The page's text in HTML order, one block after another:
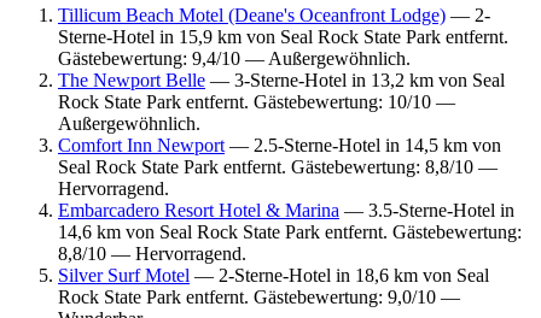
Tillicum Beach Motel (Deane's Oceanfront Lodge) — 2-
Sterne-Hotel in 15,9 km von Seal Rock State Park entfernt.
Gästebewertung: 9,4/10 — Außergewöhnlich.
The Newport Belle — 3-Sterne-Hotel in 13,2 km von Seal
Rock State Park entfernt. Gästebewertung: 10/10 —
Außergewöhnlich.
Comfort Inn Newport — 2.5-Sterne-Hotel in 14,5 km von
Seal Rock State Park entfernt. Gästebewertung: 8,8/10 —
Hervorragend.
Embarcadero Resort Hotel & Marina — 3.5-Sterne-Hotel in
14,6 km von Seal Rock State Park entfernt. Gästebewertung:
8,8/10 — Hervorragend.
Silver Surf Motel — 2-Sterne-Hotel in 18,6 km von Seal
Rock State Park entfernt. Gästebewertung: 9,0/10 —